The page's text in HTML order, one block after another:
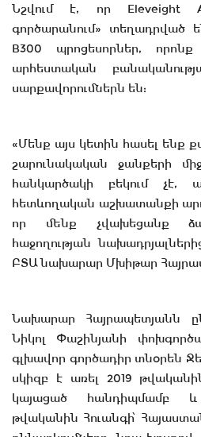
Նշվում է, որ Eleveight
գործարանում» տեղադրված
B300 պրոցեսորներ, որոնք
արհեստական
սարքավորումներն են:
«Մենք այս կետին հասել ենք
շարունակական ջանքերի
հանկարծակի բեկում չէ,
հետևողական աշխատանքի
որ մենք չվախեցանք
հաջողության
ԲՏԱ նախարար Մխիթար
Նախարար Հայրապետյանն
Նիկոլ Փաշինյանի
գլխավոր գործադիր տնօրեն
սկիզբ է առել 2019
կայացած հանդիպմամբ և
թվականին Հուանգի՝